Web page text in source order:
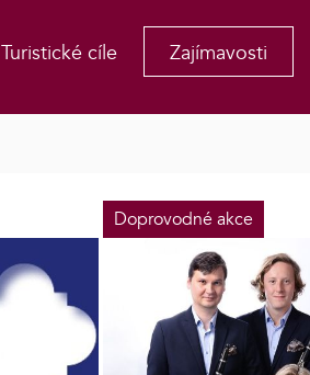
Turistické cíle Zajímavosti
Doprovodné akce